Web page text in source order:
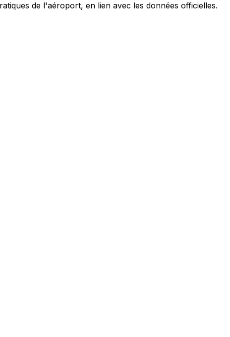
de l'aéroport, en lien avec les données officielles.